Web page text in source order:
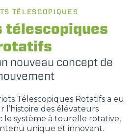
TÉLESCOPIQUES
télescopiques
nouveau concept de
Télescopiques Rotatifs a eu
l’histoire des élévateurs
le système à tourelle rotative,
unique et innovant.